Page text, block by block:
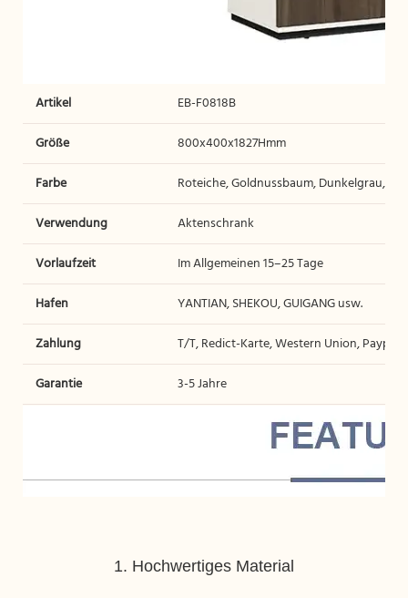
Artikel
EB-F0818B
Größe
800x400x1827Hmm
Farbe
Roteiche, Goldnussbaum, Dunkelgrau,
Verwendung
Aktenschrank
Vorlaufzeit
Im Allgemeinen 15–25 Tage
Hafen
YANTIAN, SHEKOU, GUIGANG usw.
Zahlung
T/T, Redict-Karte, Western Union, Paypal
Garantie
3-5 Jahre